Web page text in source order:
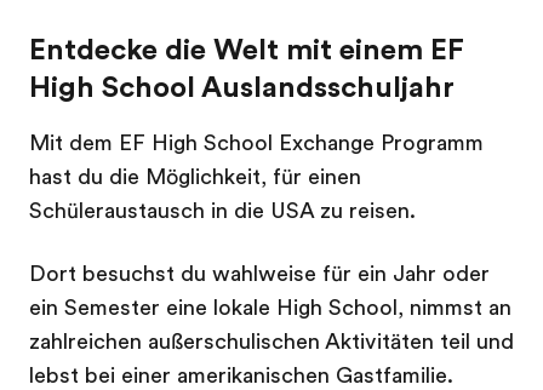
Entdecke die Welt mit einem EF
High School Auslandsschuljahr
Mit dem EF High School Exchange Programm
hast du die Möglichkeit, für einen
Schüleraustausch in die USA zu reisen.
Dort besuchst du wahlweise für ein Jahr oder
ein Semester eine lokale High School, nimmst an
zahlreichen außerschulischen Aktivitäten teil und
lebst bei einer amerikanischen Gastfamilie.